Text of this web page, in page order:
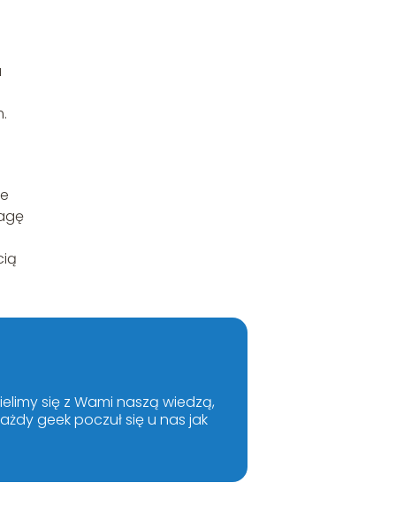
się z Wami naszą wiedzą,
geek poczuł się u nas jak